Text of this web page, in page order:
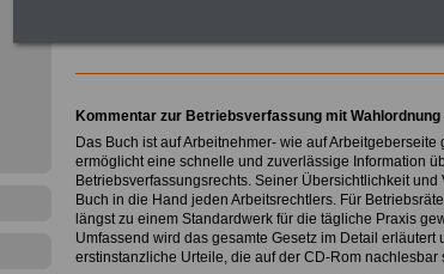
Kommentar zur Betriebsverfassung mit Wahlordnung
Das Buch ist auf Arbeitnehmer- wie auf
ermöglicht eine schnelle und zuverlässige Information
Betriebsverfassungsrechts. Seiner Übersichtlichkeit
Buch in die Hand jeden Arbeitsrechtlers. Für
längst zu einem Standardwerk für die tägliche Praxis
Umfassend wird das gesamte Gesetz im Detail erläutert
erstinstanzliche Urteile, die auf der CD-Rom nachlesbar